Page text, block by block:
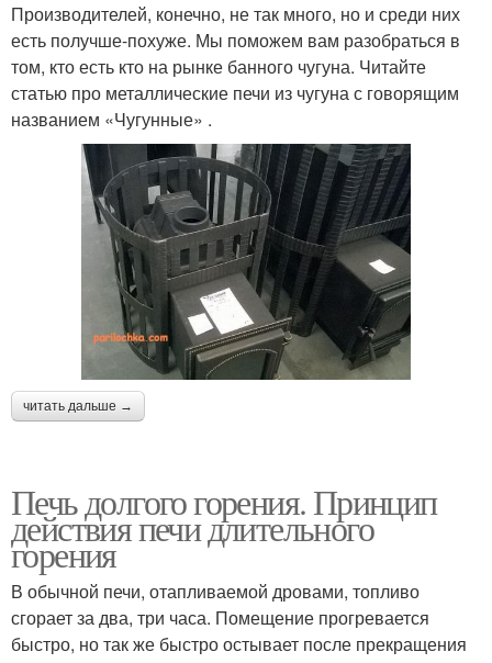
Производителей, конечно, не так много, но и среди них
есть получше-похуже. Мы поможем вам разобраться в
том, кто есть кто на рынке банного чугуна. Читайте
статью про металлические печи из чугуна с говорящим
названием «Чугунные» .
читать дальше →
Печь долгого горения. Принцип
действия печи длительного
горения
В обычной печи, отапливаемой дровами, топливо
сгорает за два, три часа. Помещение прогревается
быстро, но так же быстро остывает после прекращения